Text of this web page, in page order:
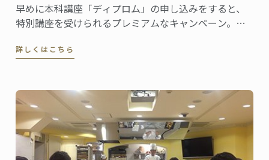
早めに本科講座「ディプロム」の申し込みをすると、
特別講座を受けられるプレミアムなキャンペーン。早
スタート。ニュースレターに登録し、最新の情報をお
詳しくはこちら